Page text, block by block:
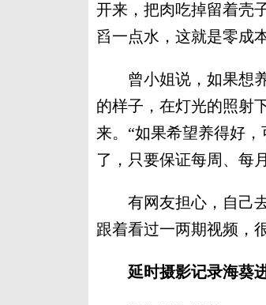
开来，把肉吃掉留着壳
舀一点水，这就是零成
曾小姐说，如果想养
的样子，在灯光的照射
来。“如果希望养得好
了，只要保证每周、每
有网友担心，自己去
跟着看过一两期视频，
延时摄影记录海葵